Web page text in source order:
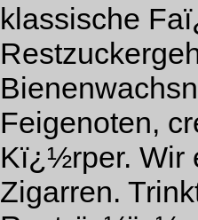
klassische
Feigenoten,
Kï¿½rper. Wir
Zigarren.